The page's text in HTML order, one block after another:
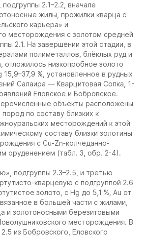
2.1–2.2, вначале
жилы, прожилки кварца с
карьера» и
месторождения с золотом средней
2.1. На завершении этой стадии, в
полиметаллов, блёклых руд и
отложилось низкопробное золото
15,9–37,9 %, установленное в рудных
Салаира — Кварцитовая Сопка, 1-
Еловское и Бобровское.
объекты расположены
по составу близких к
месторождений к этой
составу близки золотины
с Cu-Zn-колчеданно-
оруденением (табл. 3, обр. 2-4).
подгруппы 2.3–2.5, и третью
кварцевую с подгруппой 2.6
золото, с Hg до 5,1 %, Au от
в большей части с жилами,
и золотоносными березитовыми
месторождения. В
из Бобровского, Еловского